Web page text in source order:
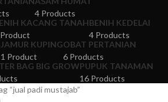
4 Products
KACANG TANAHBENIH KEDELAI
4 Products
JAMUR KUPING
1 Product
OBAT PERTANIAN
6 Products
BAG BIG GROWPUPUK TANAMAN
16 Products
“jual padi mustajab”